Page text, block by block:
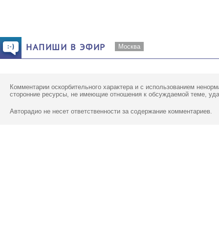
НАПИШИ В ЭФИР Москва
Комментарии оскорбительного характера и с использованием
сторонние ресурсы, не имеющие отношения к обсуждаемой теме,
Авторадио не несет ответственности за содержание комментариев.